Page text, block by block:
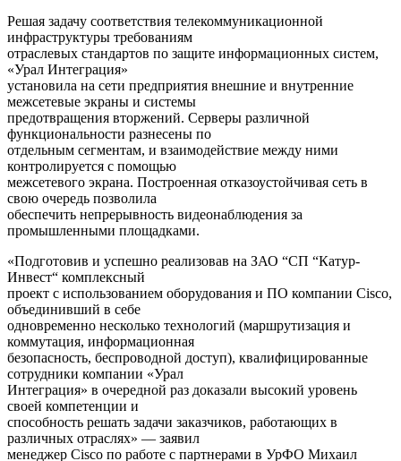
Решая задачу соответствия телекоммуникационной
инфраструктуры требованиям
отраслевых стандартов по защите информационных систем,
«Урал Интеграция»
установила на сети предприятия внешние и внутренние
межсетевые экраны и системы
предотвращения вторжений. Серверы различной
функциональности разнесены по
отдельным сегментам, и взаимодействие между ними
контролируется с помощью
межсетевого экрана. Построенная отказоустойчивая сеть в
свою очередь позволила
обеспечить непрерывность видеонаблюдения за
промышленными площадками.
«Подготовив и успешно реализовав на ЗАО “СП “Катур-
Инвест“ комплексный
проект с использованием оборудования и ПО компании Cisco,
объединивший в себе
одновременно несколько технологий (маршрутизация и
коммутация, информационная
безопасность, беспроводной доступ), квалифицированные
сотрудники компании «Урал
Интеграция» в очередной раз доказали высокий уровень
своей компетенции и
способность решать задачи заказчиков, работающих в
различных отраслях» — заявил
менеджер Cisco по работе с партнерами в УрФО Михаил